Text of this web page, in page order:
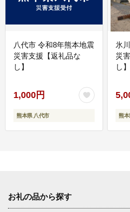
八代市 令和8年熊本地震
災害支援【返礼品な
し】
1,000円
熊本県 八代市
氷
災
し】
熊
お礼の品から探す